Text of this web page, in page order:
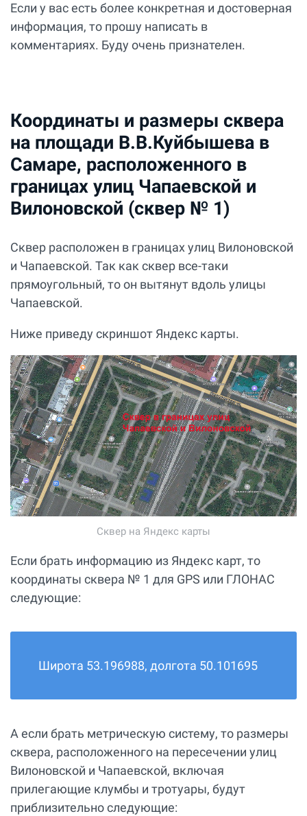
Если у вас есть более конкретная и достоверная
информация, то прошу написать в
комментариях. Буду очень признателен.
Координаты и размеры сквера
на площади В.В.Куйбышева в
Самаре, расположенного в
границах улиц Чапаевской и
Вилоновской (сквер № 1)
Сквер расположен в границах улиц Вилоновской
и Чапаевской. Так как сквер все-таки
прямоугольный, то он вытянут вдоль улицы
Чапаевской.
Ниже приведу скриншот Яндекс карты.
Сквер на Яндекс карты
Если брать информацию из Яндекс карт, то
координаты сквера № 1 для GPS или ГЛОНАС
следующие:
Широта 53.196988, долгота 50.101695
А если брать метрическую систему, то размеры
сквера, расположенного на пересечении улиц
Вилоновской и Чапаевской, включая
прилегающие клумбы и тротуары, будут
приблизительно следующие: